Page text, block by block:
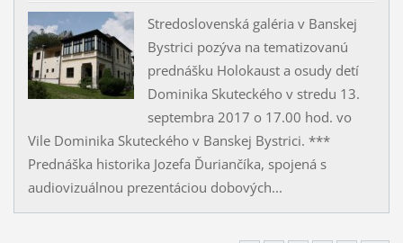
Stredoslovenská galéria v Banskej
Bystrici pozýva na tematizovanú
prednášku Holokaust a osudy detí
Dominika Skuteckého v stredu 13.
septembra 2017 o 17.00 hod. vo
Vile Dominika Skuteckého v Banskej Bystrici. ***
Prednáška historika Jozefa Ďuriančíka, spojená s
audiovizuálnou prezentáciou dobových...